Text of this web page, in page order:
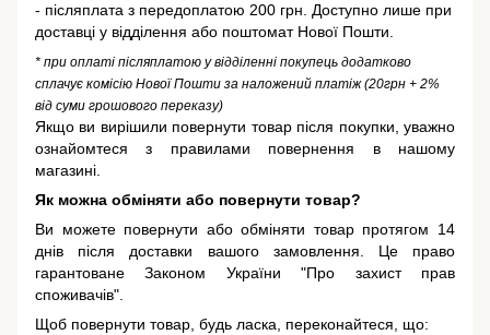
- післяплата з передоплатою 200 грн. Доступно лише при
доставці у відділення або поштомат Нової Пошти.
* при оплаті післяплатою у відділенні покупець додатково
сплачує комісію Нової Пошти за наложений платіж (20грн + 2%
від суми грошового переказу)
Якщо ви вирішили повернути товар після покупки, уважно
ознайомтеся з правилами повернення в нашому
магазині.
Як можна обміняти або повернути товар?
Ви можете повернути або обміняти товар протягом 14
днів після доставки вашого замовлення. Це право
гарантованеЗаконом України "Про захист прав
споживачів"
Щоб повернути товар, будь ласка, переконайтеся, що: